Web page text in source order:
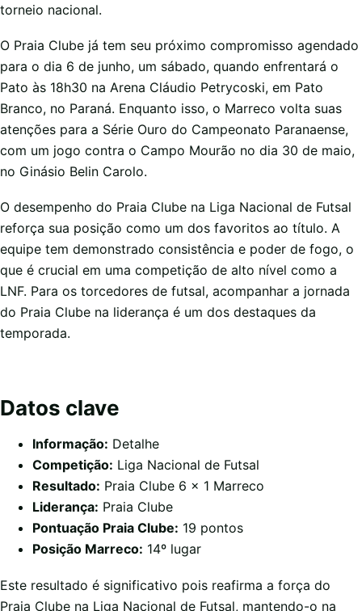
torneio nacional.
O Praia Clube já tem seu próximo compromisso agendado
para o dia 6 de junho, um sábado, quando enfrentará o
Pato às 18h30 na Arena Cláudio Petrycoski, em Pato
Branco, no Paraná. Enquanto isso, o Marreco volta suas
atenções para a Série Ouro do Campeonato Paranaense,
com um jogo contra o Campo Mourão no dia 30 de maio,
no Ginásio Belin Carolo.
O desempenho do Praia Clube na Liga Nacional de Futsal
reforça sua posição como um dos favoritos ao título. A
equipe tem demonstrado consistência e poder de fogo, o
que é crucial em uma competição de alto nível como a
LNF. Para os torcedores de futsal, acompanhar a jornada
do Praia Clube na liderança é um dos destaques da
temporada.
Datos clave
Informação: Detalhe
Competição: Liga Nacional de Futsal
Resultado: Praia Clube 6 x 1 Marreco
Liderança: Praia Clube
Pontuação Praia Clube: 19 pontos
Posição Marreco: 14º lugar
Este resultado é significativo pois reafirma a força do
Praia Clube na Liga Nacional de Futsal, mantendo-o na